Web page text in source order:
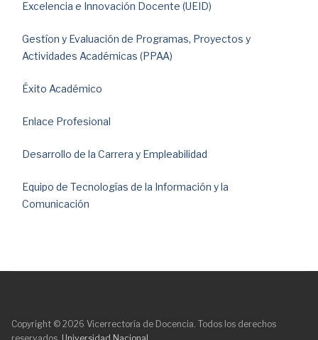
Excelencia e Innovación Docente (UEID)
Gestíon y Evaluación de Programas, Proyectos y
Actividades Académicas (PPAA)
Éxito Académico
Enlace Profesional
Desarrollo de la Carrera y Empleabilidad
Equipo de Tecnologías de la Información y la
Comunicación
Copyright © 2026 Vicerrectoría de Docencia. Todos los derechos